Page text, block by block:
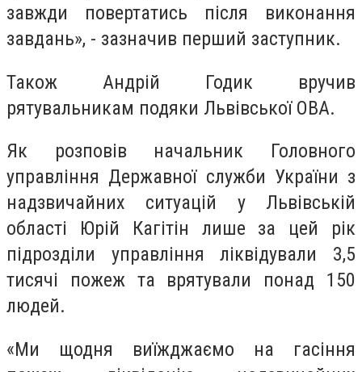
завжди повертатись після виконання
завдань», - зазначив перший заступник.
Також Андрій Годик вручив
рятувальникам подяки Львівської ОВА.
Як розповів начальник Головного
управління Державної служби України з
надзвичайних ситуацій у Львівській
області Юрій Кагітін лише за цей рік
підрозділи управління ліквідували 3,5
тисячі пожеж та врятували понад 150
людей.
«Ми щодня виїжджаємо на гасіння